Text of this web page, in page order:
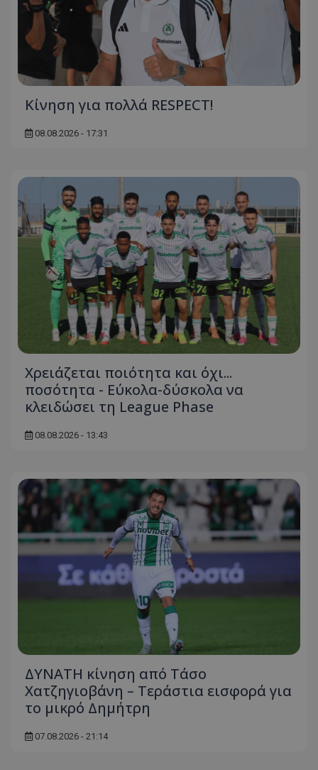
Κίνηση για πολλά RESPECT!
08.08.2026 - 17:31
Χρειάζεται ποιότητα και όχι...
ποσότητα - Εύκολα-δύσκολα να
κλειδώσει τη League Phase
08.08.2026 - 13:43
ΔΥΝΑΤΗ κίνηση από Τάσο
Χατζηγιοβάνη – Τεράστια εισφορά για
το μικρό Δημήτρη
07.08.2026 - 21:14